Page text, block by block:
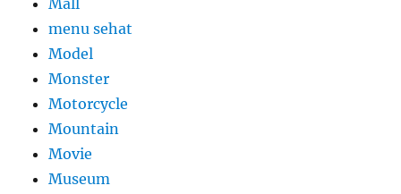
Mall
menu sehat
Model
Monster
Motorcycle
Mountain
Movie
Museum